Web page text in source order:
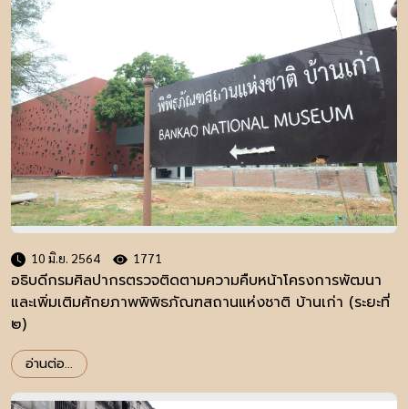
10 มิ.ย. 2564 1771
อธิบดีกรมศิลปากรตรวจติดตามความคืบหน้าโครงการพัฒนา
และเพิ่มเติมศักยภาพพิพิธภัณฑสถานแห่งชาติ บ้านเก่า (ระยะที่
๒)
อ่านต่อ...